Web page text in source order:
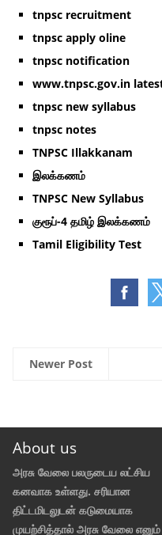
tnpsc recruitment
tnpsc apply oline
tnpsc notification
www.tnpsc.gov.in
tnpsc new syllabus
tnpsc notes
TNPSC Illakkanam
இலக்கணம்
TNPSC New Syllabus
குரூப்-4 தமிழ் இலக்கணம்
Tamil Eligibility Test
Newer Post
About us
அரசு வேலை பலருடைய லட்சிய
கனவாக உள்ளது. சரியான
திட்டமிடலுடன் கடுமையாக
முயற்சித்தால் அரசு வேலை எனும்